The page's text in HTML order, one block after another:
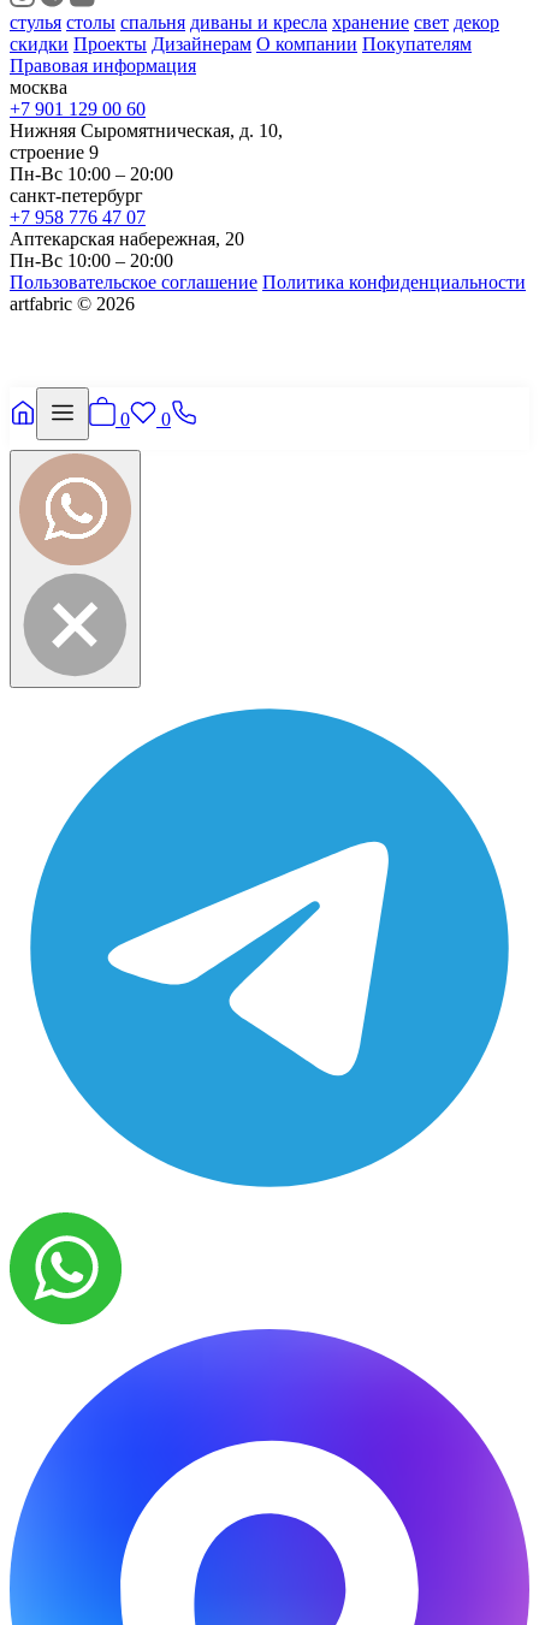
стулья столы спальня диваны и кресла хранение свет декор
скидки Проекты Дизайнерам О компании Покупателям
Правовая информация
москва
+7 901 129 00 60
Нижняя Сыромятническая, д. 10,
строение 9
Пн-Вс 10:00 – 20:00
санкт-петербург
+7 958 776 47 07
Аптекарская набережная, 20
Пн-Вс 10:00 – 20:00
Пользовательское соглашение Политика конфиденциальности
artfabric © 2026
0 0